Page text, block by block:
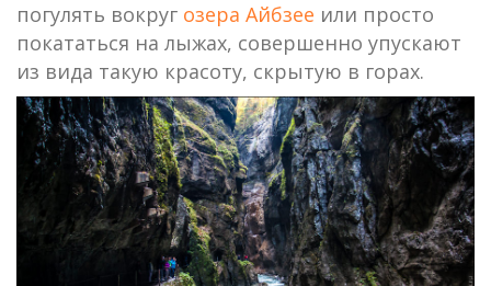
погулять вокруг озера Айбзее или просто
покататься на лыжах, совершенно упускают
из вида такую красоту, скрытую в горах.